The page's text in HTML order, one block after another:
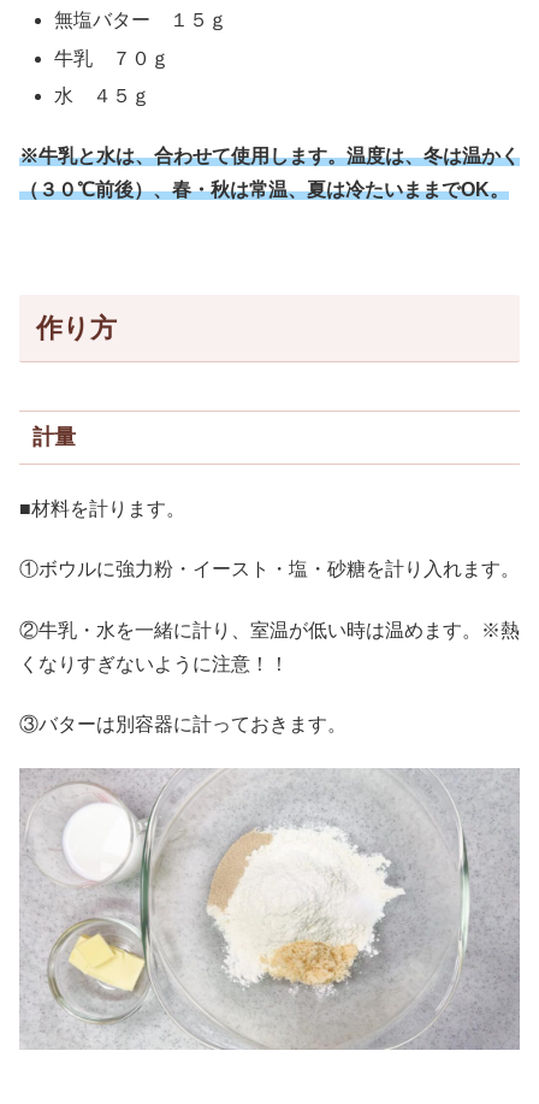
無塩バター １５ｇ
牛乳 ７０ｇ
水 ４５ｇ
※牛乳と水は、合わせて使用します。温度は、冬は温かく
（３０℃前後）、春・秋は常温、夏は冷たいままでOK。
作り方
計量
■材料を計ります。
①ボウルに強力粉・イースト・塩・砂糖を計り入れます。
②牛乳・水を一緒に計り、室温が低い時は温めます。※熱
くなりすぎないように注意！！
③バターは別容器に計っておきます。